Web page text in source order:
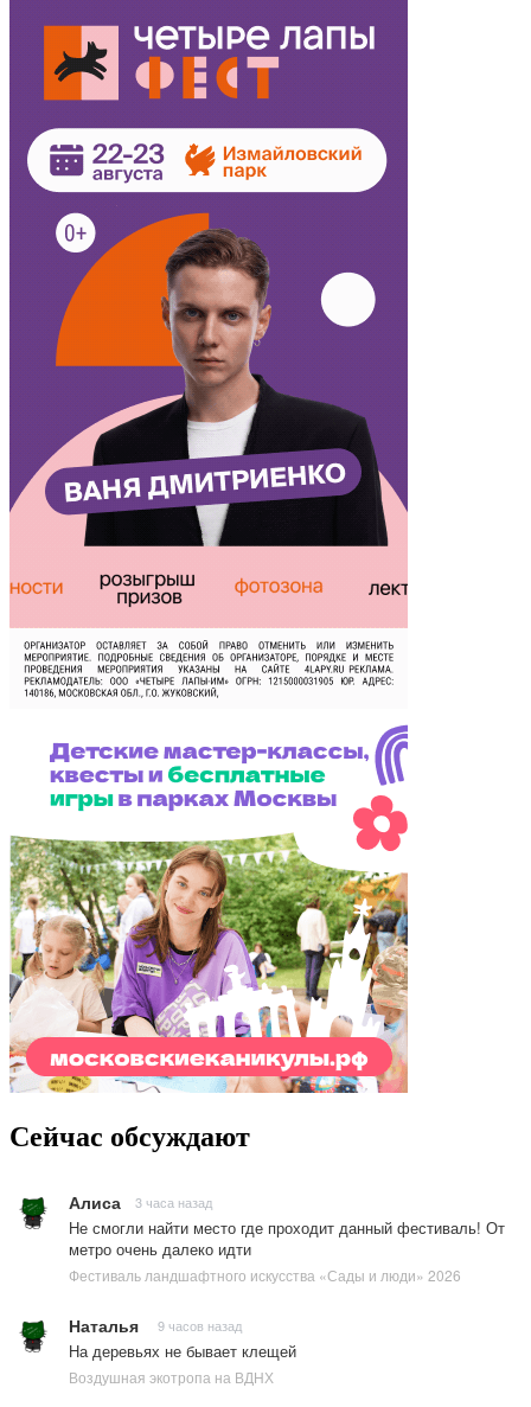
Сейчас обсуждают
Алиса 3 часа назад
Не смогли найти место где проходит данный фестиваль! От
метро очень далеко идти
Фестиваль ландшафтного искусства «Сады и люди» 2026
Наталья 9 часов назад
На деревьях не бывает клещей
Воздушная экотропа на ВДНХ